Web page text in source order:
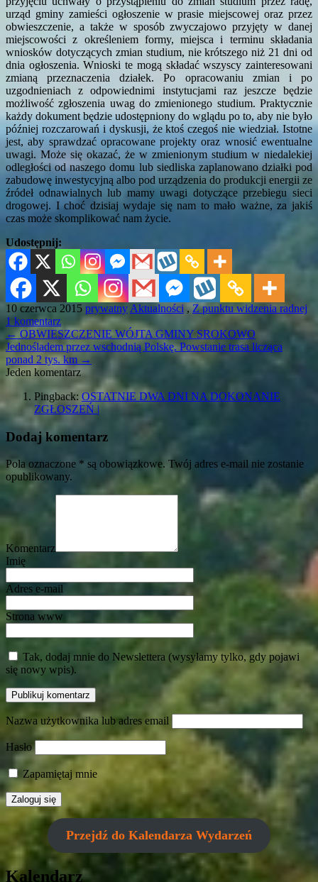
urząd gminy zamieści ogłoszenie w prasie miejscowej oraz przez
obwieszczenie, a także w sposób zwyczajowo przyjęty w danej
miejscowości z określeniem formy, miejsca i terminu składania
wniosków dotyczących zmian studium, nie krótszego niż 21 dni od
dnia ogłoszenia. Wnioski te mogą składać wszyscy zainteresowani
zmianą przeznaczenia działek. Po opracowaniu zmian i po
uzgodnieniach z odpowiednimi instytucjami raz jeszcze będzie
możliwość zgłoszenia uwag do zmienionego studium. Praktycznie
każdy dokument będzie udostępniony do wglądu po to, aby nie było
później rozczarowań i dyskusji, że ktoś czegoś nie wiedział. Istotne
jest, aby sprawdzać opracowane projekty oraz wnosić ewentualne
uwagi. Może się okazać, że w zmienionym studium w niedalekiej
odległości od naszego domu lub siedliska zaplanowano działki pod
zabudowę inwestycyjną albo pod urządzenia do produkcji energii ze
źródeł odnawialnych lub mamy uwagi dotyczące przebiegu sieci
drogowej. I choć dzisiaj wydaje się nam to mało ważne, za jakiś
czas może skomplikować nam życie.
Udostępnij:
10 czerwca 2015 prywatny Aktualności ,Z punktu widzenia radnej
1 komentarz
←OBWIESZCZENIE WÓJTA GMINY SROKOWO
Jednośladem przez wschodnią Polskę. Powstanie trasa licząca
ponad 2 tys. km →
Jeden komentarz
Pingback: OSTATNIE DWA DNI NA DOKONANIE
ZGŁOSZEŃ |
Dodaj komentarz
Pola oznaczone * są obowiązkowe. Twój adres e-mail nie zostanie
opublikowany.
Komentarz
Imię
Adres e-mail
Strona www
Tak, dodaj mnie do Newslettera (wysyłamy tylko, gdy pojawi
się nowy wpis).
Nazwa użytkownika lub adres email
Hasło
Zapamiętaj mnie
Przejdź do Kalendarza Wydarzeń
Kalendarz